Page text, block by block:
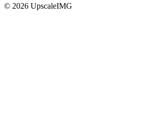
© 2026 UpscaleIMG